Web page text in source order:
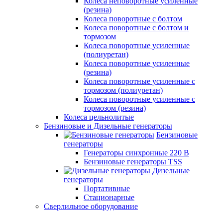
(резина)
Колеса поворотные с болтом
Колеса поворотные с болтом и
тормозом
Колеса поворотные усиленные
(полиуретан)
Колеса поворотные усиленные
(резина)
Колеса поворотные усиленные с
тормозом (полиуретан)
Колеса поворотные усиленные с
тормозом (резина)
Колеса цельнолитые
Бензиновые и Дизельные генераторы
Бензиновые
генераторы
Генераторы синхронные 220 В
Бензиновые генераторы TSS
Дизельные
генераторы
Портативные
Стационарные
Сверлильное оборудование